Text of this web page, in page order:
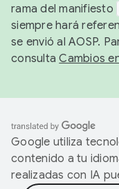
rama del manifiesto
siempre hará
se envió al AOSP.
consultaCambios
Google utiliza
contenido a tu
realizadas con IA